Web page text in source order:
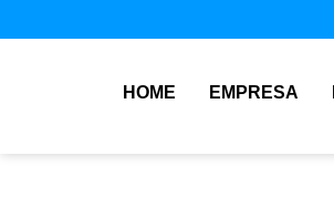
HOME EMPRESA